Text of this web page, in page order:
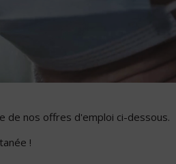
de nos offres d'emploi ci-dessous.
!